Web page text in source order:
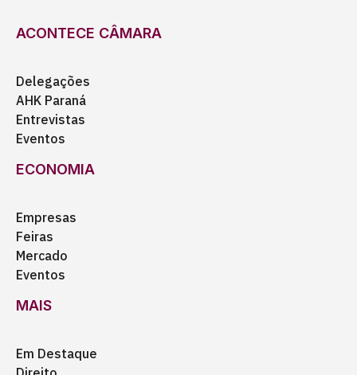
ACONTECE CÂMARA
Delegações
AHK Paraná
Entrevistas
Eventos
ECONOMIA
Empresas
Feiras
Mercado
Eventos
MAIS
Em Destaque